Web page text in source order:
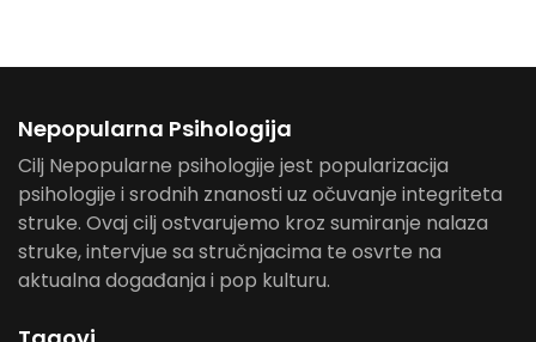
Nepopularna Psihologija
Cilj Nepopularne psihologije jest popularizacija
psihologije i srodnih znanosti uz očuvanje integriteta
struke. Ovaj cilj ostvarujemo kroz sumiranje nalaza
struke, intervjue sa stručnjacima te osvrte na
aktualna događanja i pop kulturu.